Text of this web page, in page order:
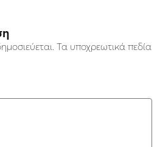
Τα υποχρεωτικά πεδία